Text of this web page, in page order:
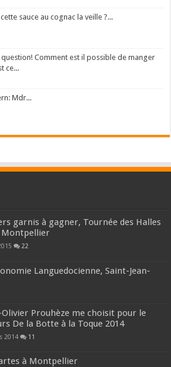
sauce au cognac la veille ?...
Comment est il possible de manger
ce...
Mdr...
garnis à gagner, Tournée des Halles
Montpellier
22
Languedocienne, Saint-Jean-
Prouhèze me choisit pour le
De la Botte à la Toque 2014
2014 11
à Montpellier